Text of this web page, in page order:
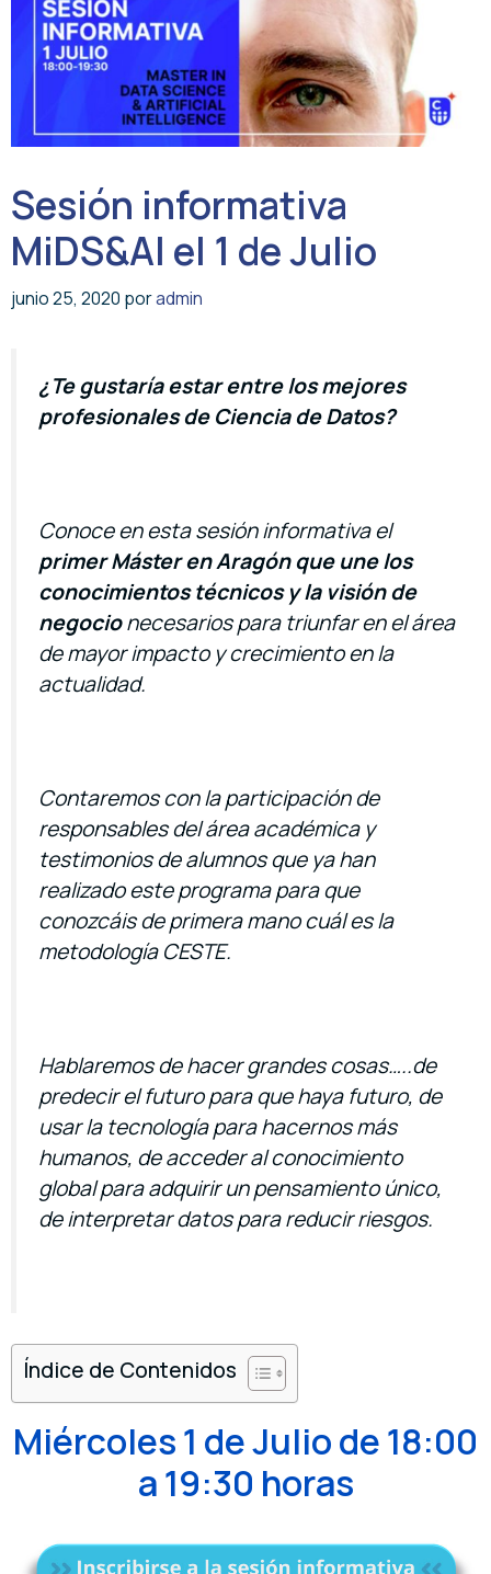
Sesión informativa
MiDS&AI el 1 de Julio
junio 25, 2020 poradmin
¿Te gustaría estar entre los mejores
profesionales de Ciencia de Datos?
Conoce en esta sesión informativa el
primer Máster en Aragónque une los
conocimientos técnicos y la visión de
negocionecesarios para triunfar en el área
de mayor impacto y crecimiento en la
actualidad.
Contaremos con la participación de
responsables del área académica y
testimonios de alumnos que ya han
realizado este programa para que
conozcáis de primera mano cuál es la
metodología CESTE.
Hablaremos de hacer grandes cosas…..de
predecir el futuro para que haya futuro, de
usar la tecnología para hacernos más
humanos, de acceder al conocimiento
global para adquirir un pensamiento único,
de interpretar datos para reducir riesgos.
Índice de Contenidos
Miércoles 1 de Julio de 18:00
a 19:30 horas